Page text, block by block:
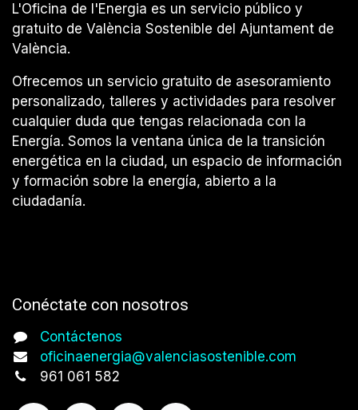
L'Oficina de l'Energia es un servicio público y
gratuito de València Sostenible del Ajuntament de
València.
Ofrecemos un servicio gratuito de asesoramiento
personalizado, talleres y actividades para resolver
cualquier duda que tengas relacionada con la
Energía. Somos la ventana única de la transición
energética en la ciudad, un espacio de información
y formación sobre la energía, abierto a la
ciudadanía.
Conéctate con nosotros
Contáctenos
oficinaenergia@valenciasostenible.com
961 061 582